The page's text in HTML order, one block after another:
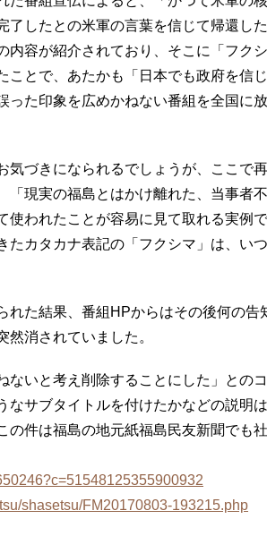
了したとの米軍の言葉を信じて帰還し
内容が紹介されており、そこに「フク
ことで、あたかも「日本でも政府を信
った印象を広めかねない番組を全国に
づきになられるでしょうが、ここで
「現実の福島とはかけ離れた、当事者
使われたことが容易に見て取れる実例
たカタカナ表記の「フクシマ」は、い
た結果、番組HPからはその後何の告
消されていました。
いと考え削除することにした」との
なサブタイトルを付けたかなどの説明
の件は福島の地元紙福島民友新聞でも
shasetsu/FM20170803-193215.php